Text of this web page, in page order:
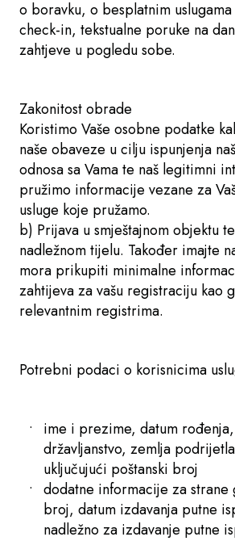
o boravku, o besplatnim
check-in, tekstualne poruke na
zahtjeve u pogledu sobe.
Zakonitost obrade
Koristimo Vaše osobne podatke
naše obaveze u cilju ispunjenja
odnosa sa Vama te naš legitimni
pružimo informacije vezane za
usluge koje pružamo.
b) Prijava u smještajnom objektu
nadležnom tijelu. Također imajte
mora prikupiti minimalne
zahtijeva za vašu registraciju kao
relevantnim registrima.
Potrebni podaci o korisnicima
ime i prezime, datum
državljanstvo, zemlja
uključujući poštanski broj
dodatne informacije za strane
broj, datum izdavanja putne
nadležno za izdavanje putne